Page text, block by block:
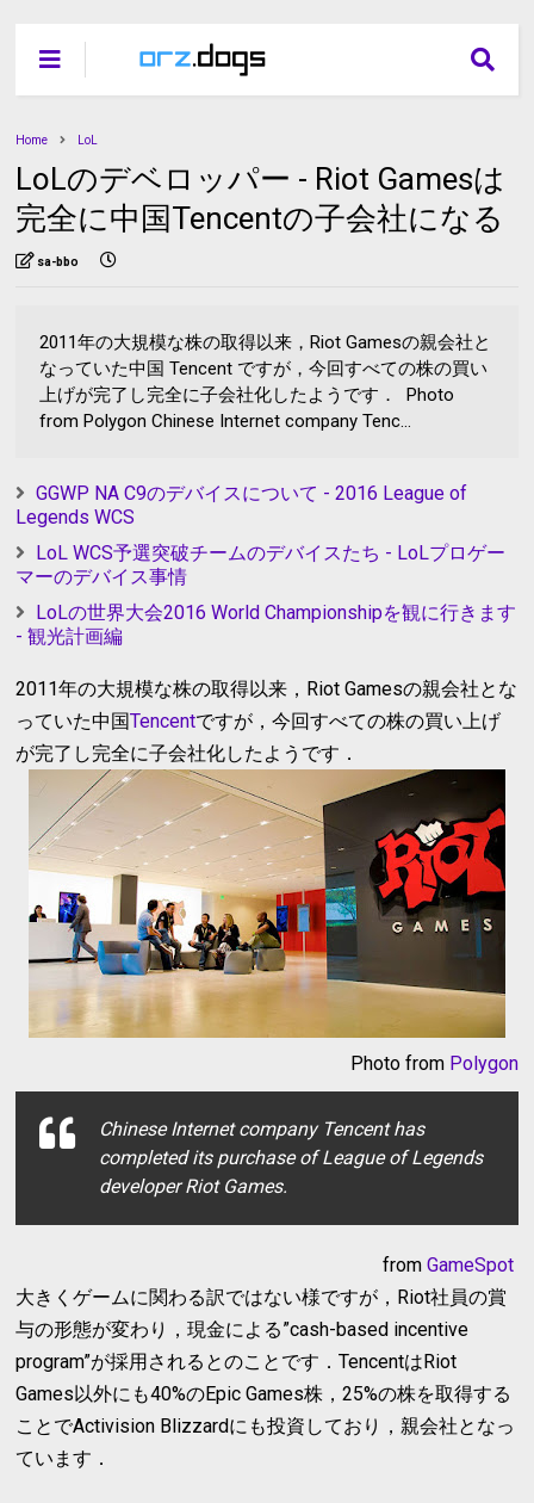
Home LoL
LoLのデベロッパー - Riot Gamesは
完全に中国Tencentの子会社になる
sa-bbo
2011年の大規模な株の取得以来，Riot Gamesの親会社と
なっていた中国 Tencent ですが，今回すべての株の買い
上げが完了し完全に子会社化したようです． Photo
from Polygon Chinese Internet company Tenc...
GGWP NA C9のデバイスについて - 2016 League of
Legends WCS
LoL WCS予選突破チームのデバイスたち - LoLプロゲー
マーのデバイス事情
LoLの世界大会2016 World Championshipを観に行きます
- 観光計画編
2011年の大規模な株の取得以来，Riot Gamesの親会社とな
っていた中国Tencentですが，今回すべての株の買い上げ
が完了し完全に子会社化したようです．
Photo from Polygon
Chinese Internet company Tencent has
completed its purchase of League of Legends
developer Riot Games.
from GameSpot
大きくゲームに関わる訳ではない様ですが，Riot社員の賞
与の形態が変わり，現金による”cash-based incentive
program”が採用されるとのことです．TencentはRiot
Games以外にも40%のEpic Games株，25%の株を取得する
ことでActivision Blizzardにも投資しており，親会社となっ
ています．